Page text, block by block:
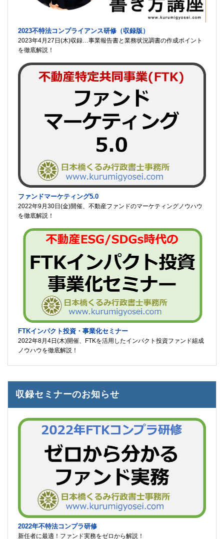
2023不特法コンプライアンス研修（収録版）
2023年4月27日(木)収録…事業報告書と業務状況調書の作成ポイント
を徹底解説！
ファンドマーケティング5.0
2022年9月30日(金)開催、不動産ファンドのマーケティングノウハウ
を徹底解説！
FTKインパクト投資・事業化セミナー
2022年8月4日(木)開催、FTKを活用したインパクト投資ファンド組成
ノウハウを徹底解説！
収録セミナーのお知らせ
2022年不特法コンプラ研修
新任者に最適！ファンド実務をゼロから解説！